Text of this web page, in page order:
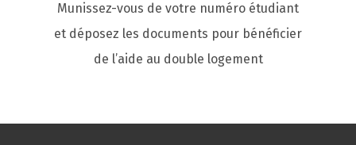
Munissez-vous de votre numéro étudiant
et déposez les documents pour bénéficier
de l’aide au double logement